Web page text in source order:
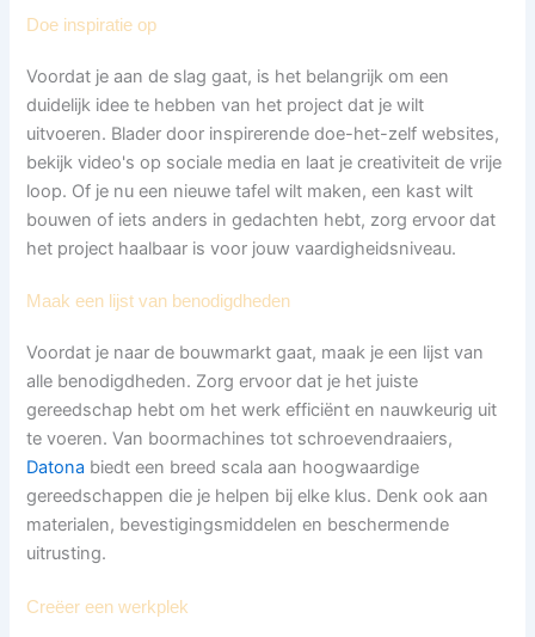
Doe inspiratie op
Voordat je aan de slag gaat, is het belangrijk om een
duidelijk idee te hebben van het project dat je wilt
uitvoeren. Blader door inspirerende doe-het-zelf websites,
bekijk video's op sociale media en laat je creativiteit de vrije
loop. Of je nu een nieuwe tafel wilt maken, een kast wilt
bouwen of iets anders in gedachten hebt, zorg ervoor dat
het project haalbaar is voor jouw vaardigheidsniveau.
Maak een lijst van benodigdheden
Voordat je naar de bouwmarkt gaat, maak je een lijst van
alle benodigdheden. Zorg ervoor dat je het juiste
gereedschap hebt om het werk efficiënt en nauwkeurig uit
te voeren. Van boormachines tot schroevendraaiers,
Datona biedt een breed scala aan hoogwaardige
gereedschappen die je helpen bij elke klus. Denk ook aan
materialen, bevestigingsmiddelen en beschermende
uitrusting.
Creëer een werkplek